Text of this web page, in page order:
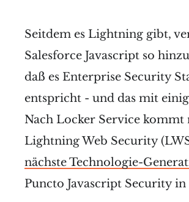
Seitdem es Lightning gibt,
Salesforce Javascript so
daß es Enterprise Security
entspricht - und das mit
Nach Locker Service kommt
Lightning Web Security
nächste Technologie-
Puncto Javascript Security in